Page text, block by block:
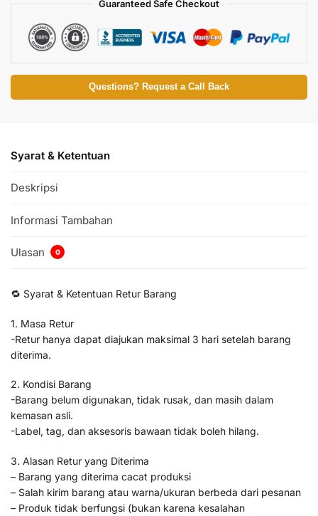
Guaranteed Safe Checkout
Questions? Request a Call Back
Syarat & Ketentuan
Deskripsi
Informasi Tambahan
Ulasan 0
🔁 Syarat & Ketentuan Retur Barang
1. Masa Retur
-Retur hanya dapat diajukan maksimal 3 hari setelah barang
diterima.
2. Kondisi Barang
-Barang belum digunakan, tidak rusak, dan masih dalam
kemasan asli.
-Label, tag, dan aksesoris bawaan tidak boleh hilang.
3. Alasan Retur yang Diterima
– Barang yang diterima cacat produksi
– Salah kirim barang atau warna/ukuran berbeda dari pesanan
– Produk tidak berfungsi (bukan karena kesalahan